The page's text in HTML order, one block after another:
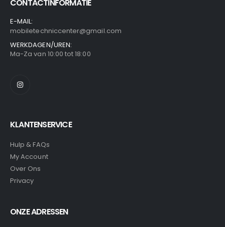
CONTACTINFORMATIE
E-MAIL:
mobiletechniccenter@gmail.com
WERKDAGEN/UREN:
Ma-Za van 10:00 tot 18:00
KLANTENSERVICE
Hulp & FAQs
My Account
Over Ons
Privacy
ONZE ADRESSEN